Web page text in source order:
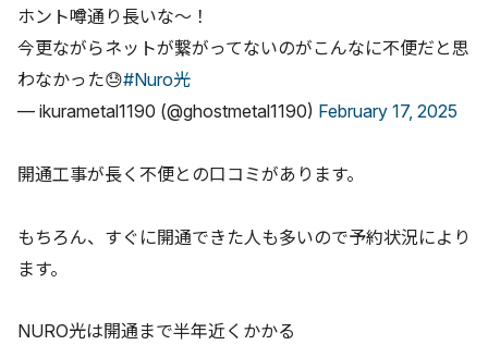
ホント噂通り長いな〜！
今更ながらネットが繋がってないのがこんなに不便だと思
わなかった😓#Nuro光
— ikurametal1190 (@ghostmetal1190) February 17, 2025
開通工事が長く不便との口コミがあります。
もちろん、すぐに開通できた人も多いので予約状況により
ます。
NURO光は開通まで半年近くかかる